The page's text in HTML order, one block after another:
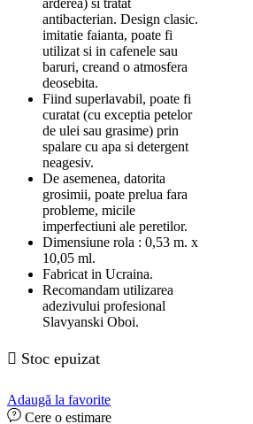
antibacterian. Design clasic.
imitatie faianta, poate fi
utilizat si in cafenele sau
baruri, creand o atmosfera
deosebita.
Fiind superlavabil, poate fi
curatat (cu exceptia petelor
de ulei sau grasime) prin
spalare cu apa si detergent
neagesiv.
De asemenea, datorita
grosimii, poate prelua fara
probleme, micile
imperfectiuni ale peretilor.
Dimensiune rola : 0,53 m. x
10,05 ml.
Fabricat in Ucraina.
Recomandam utilizarea
adezivului profesional
Slavyanski Oboi.
Stoc epuizat
Adaugă la favorite
Cere o estimare